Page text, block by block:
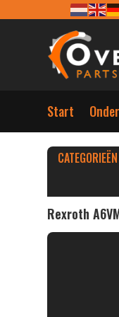
Start
CATEGORIEËN
Rexroth